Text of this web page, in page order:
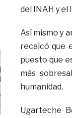
del INAH y el
Así mismo y
recalcó que
puesto que
más
humanidad.
Ugarteche